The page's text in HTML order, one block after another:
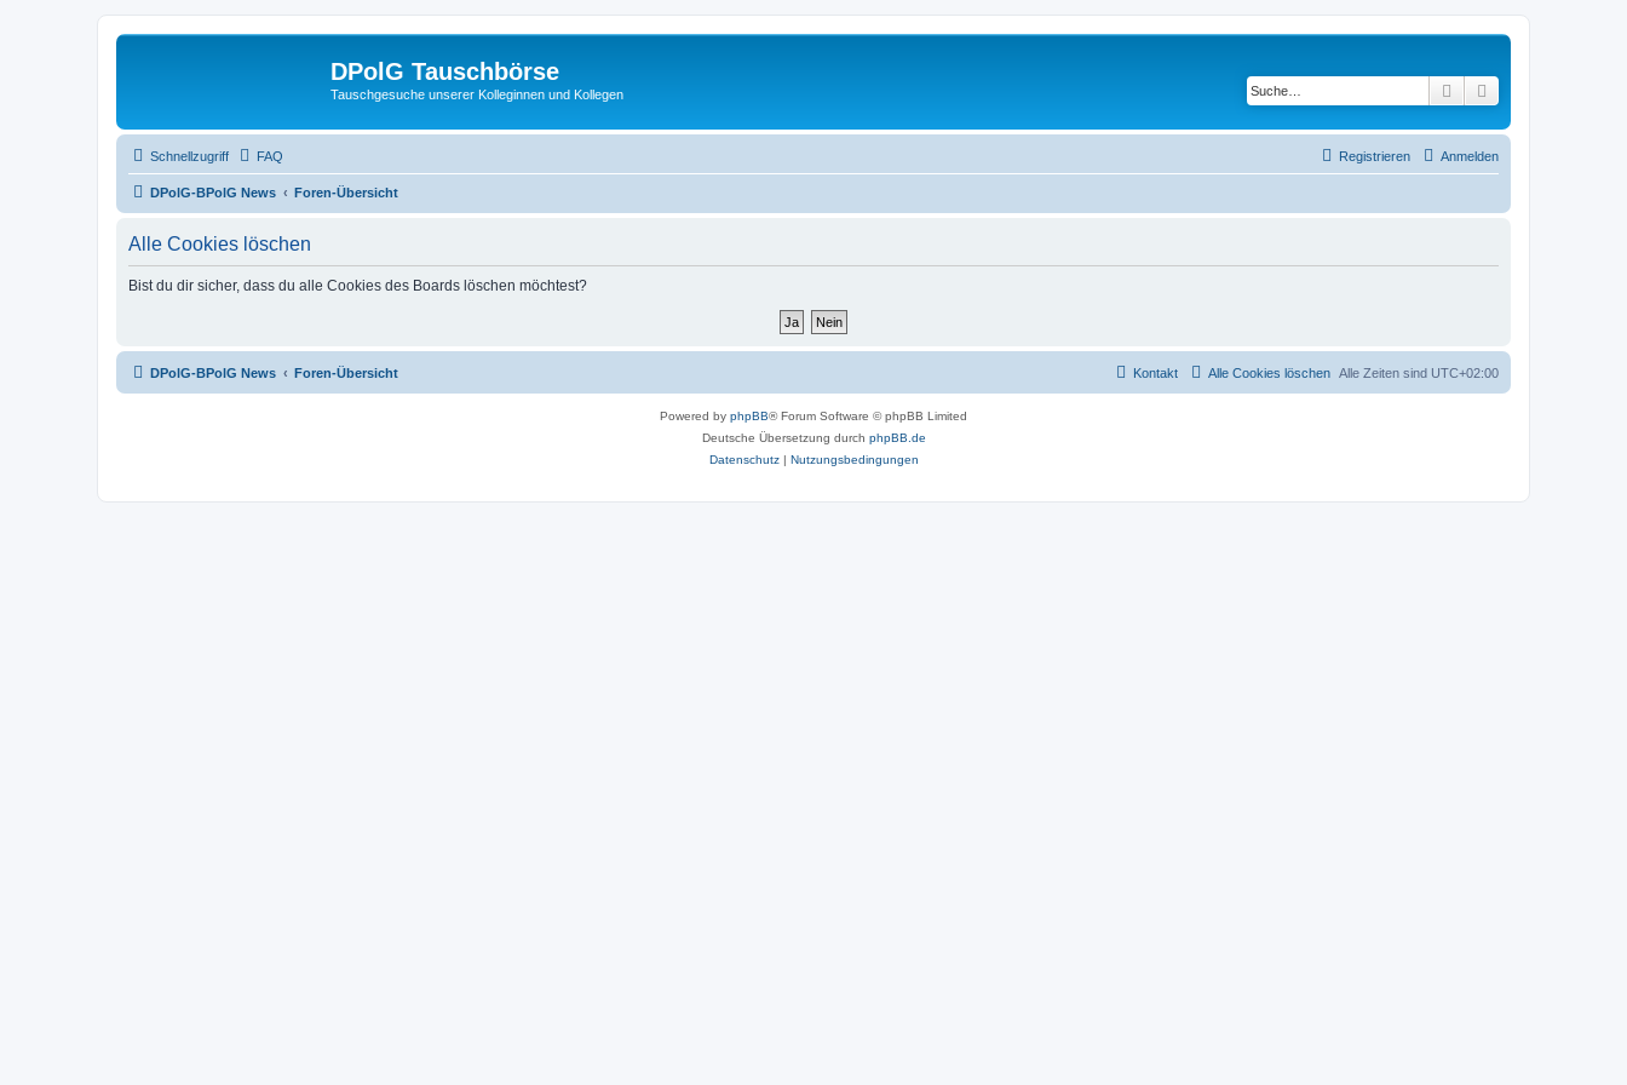
DPolG Tauschbörse
Tauschgesuche unserer Kolleginnen und Kollegen Suche
Schnellzugriff FAQ Anmelden
Registrieren
DPolG-BPolG News Foren-Übersicht
Alle Cookies löschen
Bist du dir sicher, dass du alle Cookies des Boards löschen möchtest?
DPolG-BPolG News Foren-Übersicht Alle Zeiten sind UTC+02:00
Alle Cookies löschen
Kontakt
Powered by phpBB® Forum Software © phpBB Limited
Deutsche Übersetzung durch phpBB.de
Datenschutz| Nutzungsbedingungen